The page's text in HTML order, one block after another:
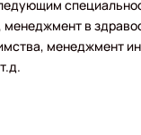
в
менеджмент